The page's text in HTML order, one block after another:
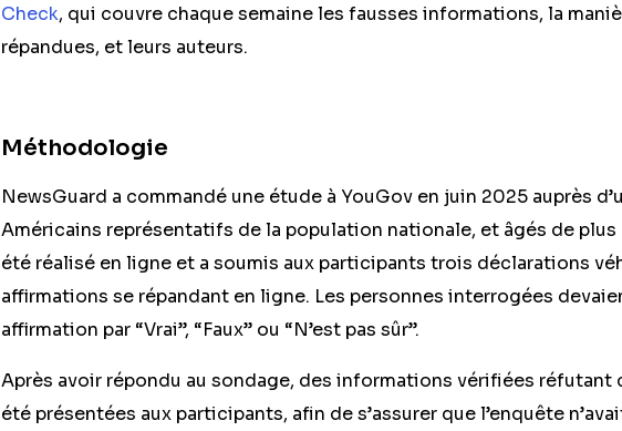
Check, qui couvre chaque semaine les fausses informations, la
répandues, et leurs auteurs.
Méthodologie
NewsGuard a commandé une étude à YouGov en juin 2025 auprès
Américains représentatifs de la population nationale, et âgés de plus
été réalisé en ligne et a soumis aux participants trois déclarations
affirmations se répandant en ligne. Les personnes interrogées
affirmation par “Vrai”, “Faux” ou “N’est pas sûr”.
Après avoir répondu au sondage, des informations vérifiées réfutant
été présentées aux participants, afin de s’assurer que l’enquête